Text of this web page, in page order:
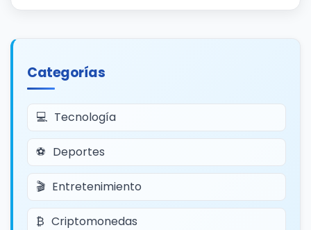
Categorías
Tecnología
Deportes
Entretenimiento
Criptomonedas